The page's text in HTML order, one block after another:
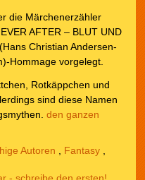
die Märchenerzähler
AFTER – BLUT UND
Christian Andersen-
Hommage vorgelegt.
Rotkäppchen und
sind diese Namen
den ganzen
Autoren Fantasy,
- schreibe den ersten!